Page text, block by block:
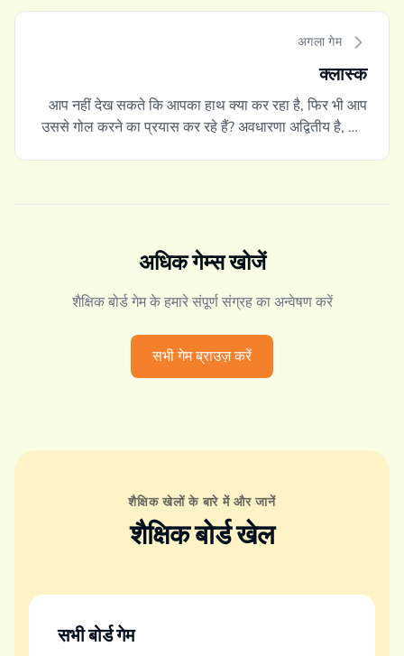
अगला गेम
क्लास्क
आप नहीं देख सकते कि आपका हाथ क्या कर रहा है, फिर भी आप
उससे गोल करने का प्रयास कर रहे हैं? अवधारणा अद्वितीय है, और
अधिक गेम्स खोजें
शैक्षिक बोर्ड गेम के हमारे संपूर्ण संग्रह का अन्वेषण करें
सभी गेम ब्राउज़ करें
शैक्षिक खेलों के बारे में और जानें
शैक्षिक बोर्ड खेल
सभी बोर्ड गेम